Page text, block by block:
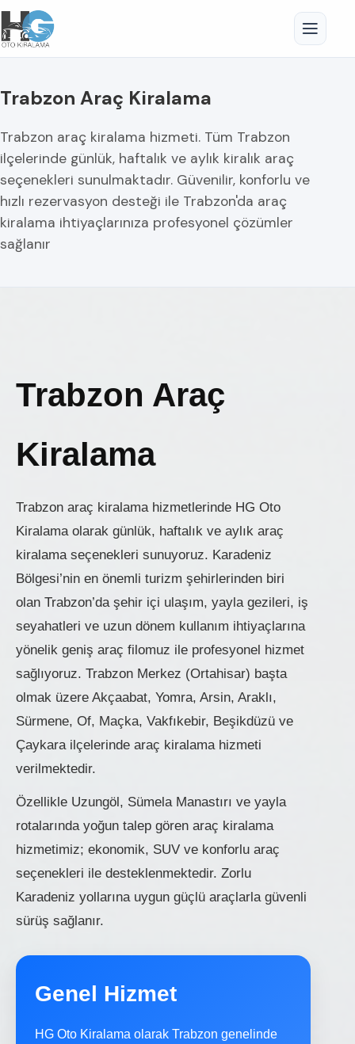
Trabzon Araç Kiralama
Trabzon araç kiralama hizmeti. Tüm Trabzon
ilçelerinde günlük, haftalık ve aylık kiralık araç
seçenekleri sunulmaktadır. Güvenilir, konforlu ve
hızlı rezervasyon desteği ile Trabzon'da araç
kiralama ihtiyaçlarınıza profesyonel çözümler
sağlanır
Trabzon Araç
Kiralama
Trabzon araç kiralama hizmetlerinde HG Oto
Kiralama olarak günlük, haftalık ve aylık araç
kiralama seçenekleri sunuyoruz. Karadeniz
Bölgesi’nin en önemli turizm şehirlerinden biri
olan Trabzon’da şehir içi ulaşım, yayla gezileri, iş
seyahatleri ve uzun dönem kullanım ihtiyaçlarına
yönelik geniş araç filomuz ile profesyonel hizmet
sağlıyoruz. Trabzon Merkez (Ortahisar) başta
olmak üzere Akçaabat, Yomra, Arsin, Araklı,
Sürmene, Of, Maçka, Vakfıkebir, Beşikdüzü ve
Çaykara ilçelerinde araç kiralama hizmeti
verilmektedir.
Özellikle Uzungöl, Sümela Manastırı ve yayla
rotalarında yoğun talep gören araç kiralama
hizmetimiz; ekonomik, SUV ve konforlu araç
seçenekleri ile desteklenmektedir. Zorlu
Karadeniz yollarına uygun güçlü araçlarla güvenli
sürüş sağlanır.
Genel Hizmet
HG Oto Kiralama olarak Trabzon genelinde